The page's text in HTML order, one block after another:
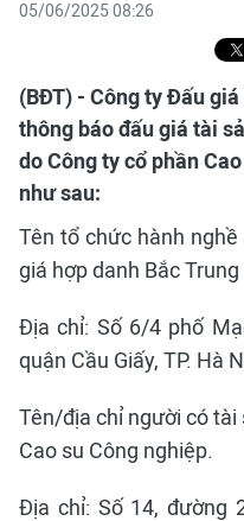
05/06/2025 08:26
(BĐT) - Công ty Đấu
thông báo đấu giá tài
do Công ty cổ phần
như sau:
Tên tổ chức hành
giá hợp danh Bắc Trung
Địa chỉ: Số 6/4 phố
quận Cầu Giấy, TP. Hà
Tên/địa chỉ người có tài
Cao su Công nghiệp.
Địa chỉ: Số 14, đường